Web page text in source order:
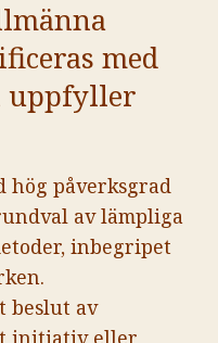
med
uppfyller
hög påverksgrad
av lämpliga
inbegripet
beslut av